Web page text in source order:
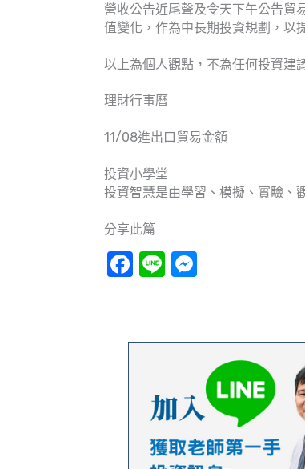
營收公告近尾聲及令天下午公告貿
值變化，作為中長期投資規劃，以
以上為個人觀點，不為任何投資建
理財行事曆
11/08進出口貿易金額
投資小學堂
投資智慧是由學習、模擬、實驗、
分享此篇
Facebook
Line